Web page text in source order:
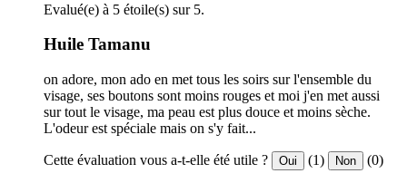
Evalué(e) à 5 étoile(s) sur 5.
Huile Tamanu
on adore, mon ado en met tous les soirs sur l'ensemble du
visage, ses boutons sont moins rouges et moi j'en met aussi
sur tout le visage, ma peau est plus douce et moins sèche.
L'odeur est spéciale mais on s'y fait...
Cette évaluation vous a-t-elle été utile ? Oui (1) Non (0)